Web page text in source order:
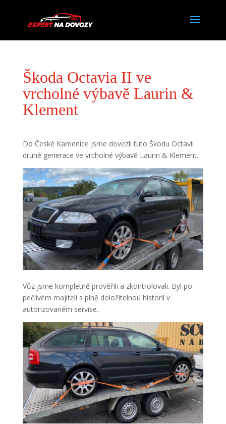
Škoda Octavia II ve
vrcholné výbavě Laurin &
Klement
Do České Kamenice jsme dovezli tuto Škodu Octavii
druhé generace ve vrcholné výbavě Laurin & Klement.
Vůz jsme kompletně prověřili a zkontrolovali. Byl po
pečlivém majiteli s plně doložitelnou historií v
autorizovaném servise.